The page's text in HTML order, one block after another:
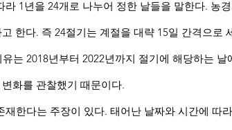
라 1년을 24개로 나누어 정한 날들을 말한다. 농
한다. 즉 24절기는 계절을 대략 15일 간격으로
는 2018년부터 2022년까지 절기에 해당하는
화를 관찰했기 때문이다.
재한다는 주장이 있다. 태어난 날짜와 시간에 따